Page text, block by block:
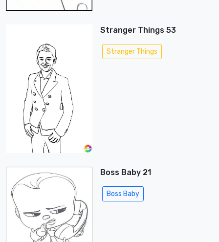
Stranger Things 53
Stranger Things
Boss Baby 21
Boss Baby